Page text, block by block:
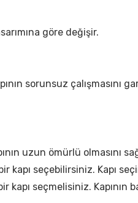
göre değişir.
sorunsuz çalışmasını
uzun ömürlü olmasını
kapı seçebilirsiniz. Kapı
seçmelisiniz. Kapının